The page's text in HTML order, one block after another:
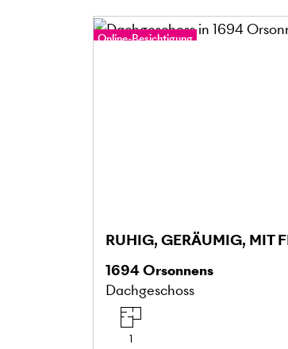
Online-Besichtigung
1694Orsonnens
Dachgeschoss
1